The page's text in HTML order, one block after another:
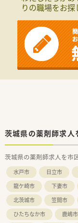
■チームワーク
【勤務実態につ
■終業時間は18
内と非常に少な
■在宅医療は現
できる環境が整
■転勤の心配が
【想定されるキ
■eラーニング
など専門性を高
がらキャリアア
りの職場をお探
茨城県の薬剤師求人
茨城県の薬剤師求人を市
水戸市 日立市
龍ケ崎市
下妻市
北茨城市
笠間市
ひたちなか市
鹿嶋市